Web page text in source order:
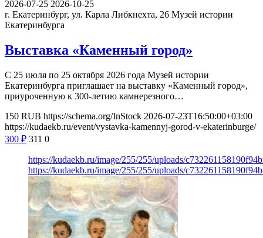
2026-07-25 2026-10-25
г. Екатеринбург, ул. Карла Либкнехта, 26 Музей истории
Екатеринбурга
Выставка «Каменный город»
С 25 июля по 25 октября 2026 года Музей истории
Екатеринбурга приглашает на выставку «Каменный город»,
приуроченную к 300-летию камнерезного…
150 RUB https://schema.org/InStock 2026-07-23T16:50:00+03:00
https://kudaekb.ru/event/vystavka-kamennyj-gorod-v-ekaterinburge/
300 ₽ 311 0
https://kudaekb.ru/image/255/255/uploads/
https://kudaekb.ru/image/255/255/uploads/